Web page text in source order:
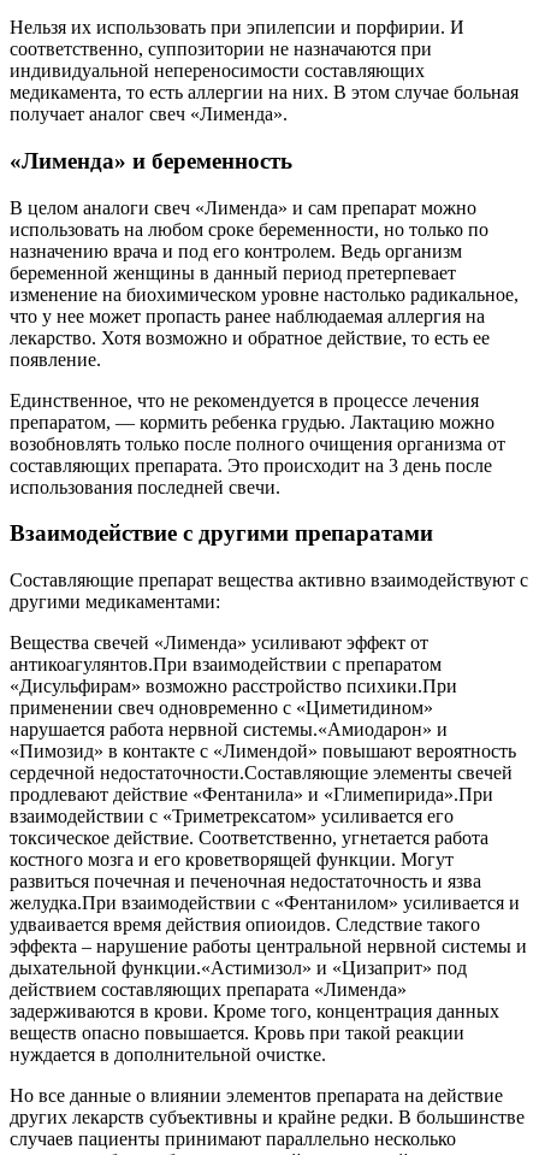
Нельзя их использовать при эпилепсии и порфирии. И
соответственно, суппозитории не назначаются при
индивидуальной непереносимости составляющих
медикамента, то есть аллергии на них. В этом случае больная
получает аналог свеч «Лименда».
«Лименда» и беременность
В целом аналоги свеч «Лименда» и сам препарат можно
использовать на любом сроке беременности, но только по
назначению врача и под его контролем. Ведь организм
беременной женщины в данный период претерпевает
изменение на биохимическом уровне настолько радикальное,
что у нее может пропасть ранее наблюдаемая аллергия на
лекарство. Хотя возможно и обратное действие, то есть ее
появление.
Единственное, что не рекомендуется в процессе лечения
препаратом, — кормить ребенка грудью. Лактацию можно
возобновлять только после полного очищения организма от
составляющих препарата. Это происходит на 3 день после
использования последней свечи.
Взаимодействие с другими препаратами
Составляющие препарат вещества активно взаимодействуют с
другими медикаментами:
Вещества свечей «Лименда» усиливают эффект от
антикоагулянтов.При взаимодействии с препаратом
«Дисульфирам» возможно расстройство психики.При
применении свеч одновременно с «Циметидином»
нарушается работа нервной системы.«Амиодарон» и
«Пимозид» в контакте с «Лимендой» повышают вероятность
сердечной недостаточности.Составляющие элементы свечей
продлевают действие «Фентанила» и «Глимепирида».При
взаимодействии с «Триметрексатом» усиливается его
токсическое действие. Соответственно, угнетается работа
костного мозга и его кроветворящей функции. Могут
развиться почечная и печеночная недостаточность и язва
желудка.При взаимодействии с «Фентанилом» усиливается и
удваивается время действия опиоидов. Следствие такого
эффекта – нарушение работы центральной нервной системы и
дыхательной функции.«Астимизол» и «Цизаприт» под
действием составляющих препарата «Лименда»
задерживаются в крови. Кроме того, концентрация данных
веществ опасно повышается. Кровь при такой реакции
нуждается в дополнительной очистке.
Но все данные о влиянии элементов препарата на действие
других лекарств субъективны и крайне редки. В большинстве
случаев пациенты принимают параллельно несколько